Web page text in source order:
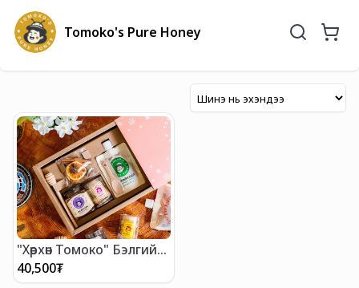
Tomoko's Pure Honey
"Хөөрхөн Томоко" Бэлгийн
багц
40,500₮